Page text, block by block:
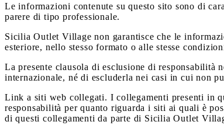
Le informazioni contenute su questo sito sono di
parere di tipo professionale.
Sicilia Outlet Village non garantisce che le
esteriore, nello stesso formato o alle stesse
La presente clausola di esclusione di
internazionale, né di escluderla nei casi in cui non
Link a siti web collegati. I collegamenti presenti in
responsabilità per quanto riguarda i siti ai quali è
di questi collegamenti da parte di Sicilia Outlet